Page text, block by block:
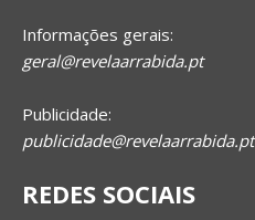
Informações gerais:
geral@revelaarrabida.pt
Publicidade:
publicidade@revelaarrabida.pt
REDES SOCIAIS